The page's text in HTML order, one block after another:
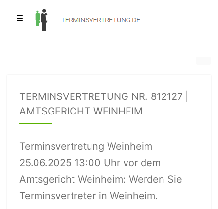
☰
TERMINSVERTRETUNG NR. 812127 |
AMTSGERICHT WEINHEIM
Terminsvertretung Weinheim
25.06.2025 13:00 Uhr vor dem
Amtsgericht Weinheim: Werden Sie
Terminsvertreter in Weinheim.